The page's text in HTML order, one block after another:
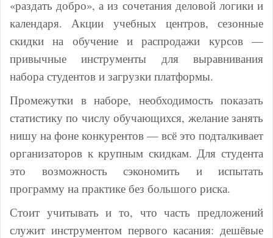
«раздать добро», а из сочетания деловой логики и
календаря. Акции учебных центров, сезонные
скидки на обучение и распродажи курсов —
привычные инструменты для выравнивания
набора студентов и загрузки платформы.
Промежутки в наборе, необходимость показать
статистику по числу обучающихся, желание занять
нишу на фоне конкурентов — всё это подталкивает
организаторов к крупным скидкам. Для студента
это возможность сэкономить и испытать
программу на практике без большого риска.
Стоит учитывать и то, что часть предложений
служит инструментом первого касания: дешёвые